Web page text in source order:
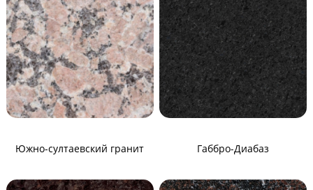
Южно-султаевский гранит Габбро-Диабаз